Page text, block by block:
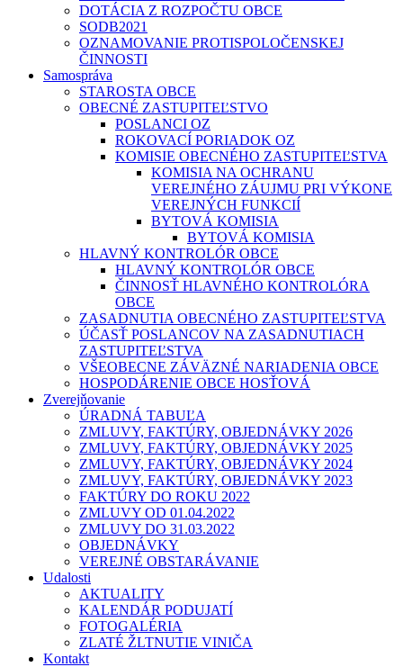
DOTÁCIA Z ROZPOČTU OBCE
SODB2021
OZNAMOVANIE PROTISPOLOČENSKEJ
ČINNOSTI
Samospráva
STAROSTA OBCE
OBECNÉ ZASTUPITEĽSTVO
POSLANCI OZ
ROKOVACÍ PORIADOK OZ
KOMISIE OBECNÉHO ZASTUPITEĽSTVA
KOMISIA NA OCHRANU
VEREJNÉHO ZÁUJMU PRI VÝKONE
VEREJNÝCH FUNKCIÍ
BYTOVÁ KOMISIA
BYTOVÁ KOMISIA
HLAVNÝ KONTROLÓR OBCE
HLAVNÝ KONTROLÓR OBCE
ČINNOSŤ HLAVNÉHO KONTROLÓRA
OBCE
ZASADNUTIA OBECNÉHO ZASTUPITEĽSTVA
ÚČASŤ POSLANCOV NA ZASADNUTIACH
ZASTUPITEĽSTVA
VŠEOBECNE ZÁVÄZNÉ NARIADENIA OBCE
HOSPODÁRENIE OBCE HOSŤOVÁ
Zverejňovanie
ÚRADNÁ TABUĽA
ZMLUVY, FAKTÚRY, OBJEDNÁVKY 2026
ZMLUVY, FAKTÚRY, OBJEDNÁVKY 2025
ZMLUVY, FAKTÚRY, OBJEDNÁVKY 2024
ZMLUVY, FAKTÚRY, OBJEDNÁVKY 2023
FAKTÚRY DO ROKU 2022
ZMLUVY OD 01.04.2022
ZMLUVY DO 31.03.2022
OBJEDNÁVKY
VEREJNÉ OBSTARÁVANIE
Udalosti
AKTUALITY
KALENDÁR PODUJATÍ
FOTOGALÉRIA
ZLATÉ ŽLTNUTIE VINIČA
Kontakt